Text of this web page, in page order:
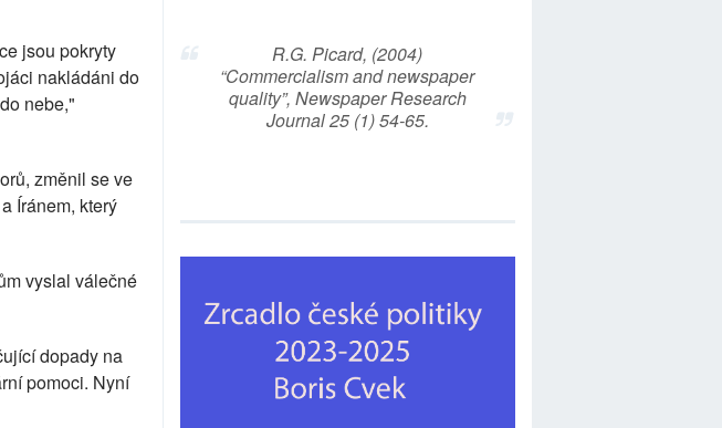
jsou pokryty
nakládáni do
nebe,"
změnil se ve
Íránem, který
vyslal válečné
dopady na
pomoci. Nyní
R.G. Picard, (2004)
“Commercialism and newspaper
quality”, Newspaper Research
Journal 25 (1) 54-65.